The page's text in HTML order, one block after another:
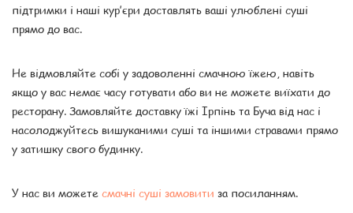
підтримки і наші кур’єри доставлять ваші улюблені суші
прямо до вас.
Не відмовляйте собі у задоволенні смачною їжею, навіть
якщо у вас немає часу готувати або ви не можете виїхати до
ресторану. Замовляйте доставку їжі Ірпінь та Буча від нас і
насолоджуйтесь вишуканими суші та іншими стравами прямо
у затишку свого будинку.
У нас ви можете смачні суші замовити за посиланням.